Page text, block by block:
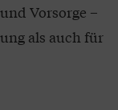
Vorsorge –
als auch für